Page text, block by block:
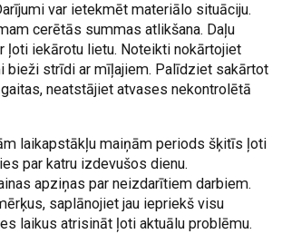
var ietekmēt materiālo situāciju.
cerētās summas atlikšana. Daļu
ļoti iekārotu lietu. Noteikti nokārtojiet
bieži strīdi ar mīļajiem. Palīdziet sakārtot
neatstājiet atvases nekontrolētā
laikapstākļu maiņām periods šķitīs ļoti
par katru izdevušos dienu.
apziņas par neizdarītiem darbiem.
saplānojiet jau iepriekš visu
laikus atrisināt ļoti aktuālu problēmu.